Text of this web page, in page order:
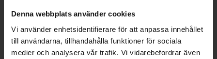
Denna webbplats använder cookies
Vi använder enhetsidentifierare för att anpassa innehållet
till användarna, tillhandahålla funktioner för sociala
medier och analysera vår trafik. Vi vidarebefordrar även
införtullning i Norge.
Vill du jobba på Electrokit?
Läs mer om att jobba på electrokit